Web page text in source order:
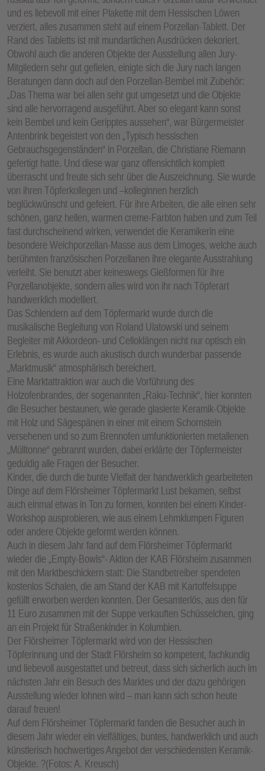
und es liebevoll mit einer Plakette mit dem Hessischen Löwen
verziert, alles zusammen steht auf einem Porzellan-Tablett. Der
Rand des Tabletts ist mit mundartlichen Ausdrücken dekoriert.
Obwohl auch die anderen Objekte der Ausstellung allen Jury-
Mitgliedern sehr gut gefielen, einigte sich die Jury nach langen
Beratungen dann doch auf den Porzellan-Bembel mit Zubehör:
„Das Thema war bei allen sehr gut umgesetzt und die Objekte
sind alle hervorragend ausgeführt. Aber so elegant kann sonst
kein Bembel und kein Geripptes aussehen“, war Bürgermeister
Antenbrink begeistert von den „Typisch hessischen
Gebrauchsgegenständen“ in Porzellan, die Christiane Riemann
gefertigt hatte. Und diese war ganz offensichtlich komplett
überrascht und freute sich sehr über die Auszeichnung. Sie wurde
von ihren Töpferkollegen und –kolleginnen herzlich
beglückwünscht und gefeiert. Für ihre Arbeiten, die alle einen sehr
schönen, ganz hellen, warmen creme-Farbton haben und zum Teil
fast durchscheinend wirken, verwendet die Keramikerin eine
besondere Weichporzellan-Masse aus dem Limoges, welche auch
berühmten französischen Porzellanen ihre elegante Ausstrahlung
verleiht. Sie benutzt aber keineswegs Gießformen für ihre
Porzellanobjekte, sondern alles wird von ihr nach Töpferart
handwerklich modelliert.
Das Schlendern auf dem Töpfermarkt wurde durch die
musikalische Begleitung von Roland Ulatowski und seinem
Begleiter mit Akkordeon- und Celloklängen nicht nur optisch ein
Erlebnis, es wurde auch akustisch durch wunderbar passende
„Marktmusik“ atmosphärisch bereichert.
Eine Marktattraktion war auch die Vorführung des
Holzofenbrandes, der sogenannten „Raku-Technik“, hier konnten
die Besucher bestaunen, wie gerade glasierte Keramik-Objekte
mit Holz und Sägespänen in einer mit einem Schornstein
versehenen und so zum Brennofen umfunktionierten metallenen
„Mülltonne“ gebrannt wurden, dabei erklärte der Töpfermeister
geduldig alle Fragen der Besucher.
Kinder, die durch die bunte Vielfalt der handwerklich gearbeiteten
Dinge auf dem Flörsheimer Töpfermarkt Lust bekamen, selbst
auch einmal etwas in Ton zu formen, konnten bei einem Kinder-
Workshop ausprobieren, wie aus einem Lehmklumpen Figuren
oder andere Objekte geformt werden können.
Auch in diesem Jahr fand auf dem Flörsheimer Töpfermarkt
wieder die „Empty-Bowls“- Aktion der KAB Flörsheim zusammen
mit den Marktbeschickern statt: Die Standbetreiber spendeten
kostenlos Schalen, die am Stand der KAB mit Kartoffelsuppe
gefüllt erworben werden konnten. Der Gesamterlös, aus den für
11 Euro zusammen mit der Suppe verkauften Schüsselchen, ging
an ein Projekt für Straßenkinder in Kolumbien.
Der Flörsheimer Töpfermarkt wird von der Hessischen
Töpferinnung und der Stadt Flörsheim so kompetent, fachkundig
und liebevoll ausgestattet und betreut, dass sich sicherlich auch im
nächsten Jahr ein Besuch des Marktes und der dazu gehörigen
Ausstellung wieder lohnen wird – man kann sich schon heute
darauf freuen!
Auf dem Flörsheimer Töpfermarkt fanden die Besucher auch in
diesem Jahr wieder ein vielfältiges, buntes, handwerklich und auch
künstlerisch hochwertiges Angebot der verschiedensten Keramik-
Objekte. ?(Fotos: A. Kreusch)